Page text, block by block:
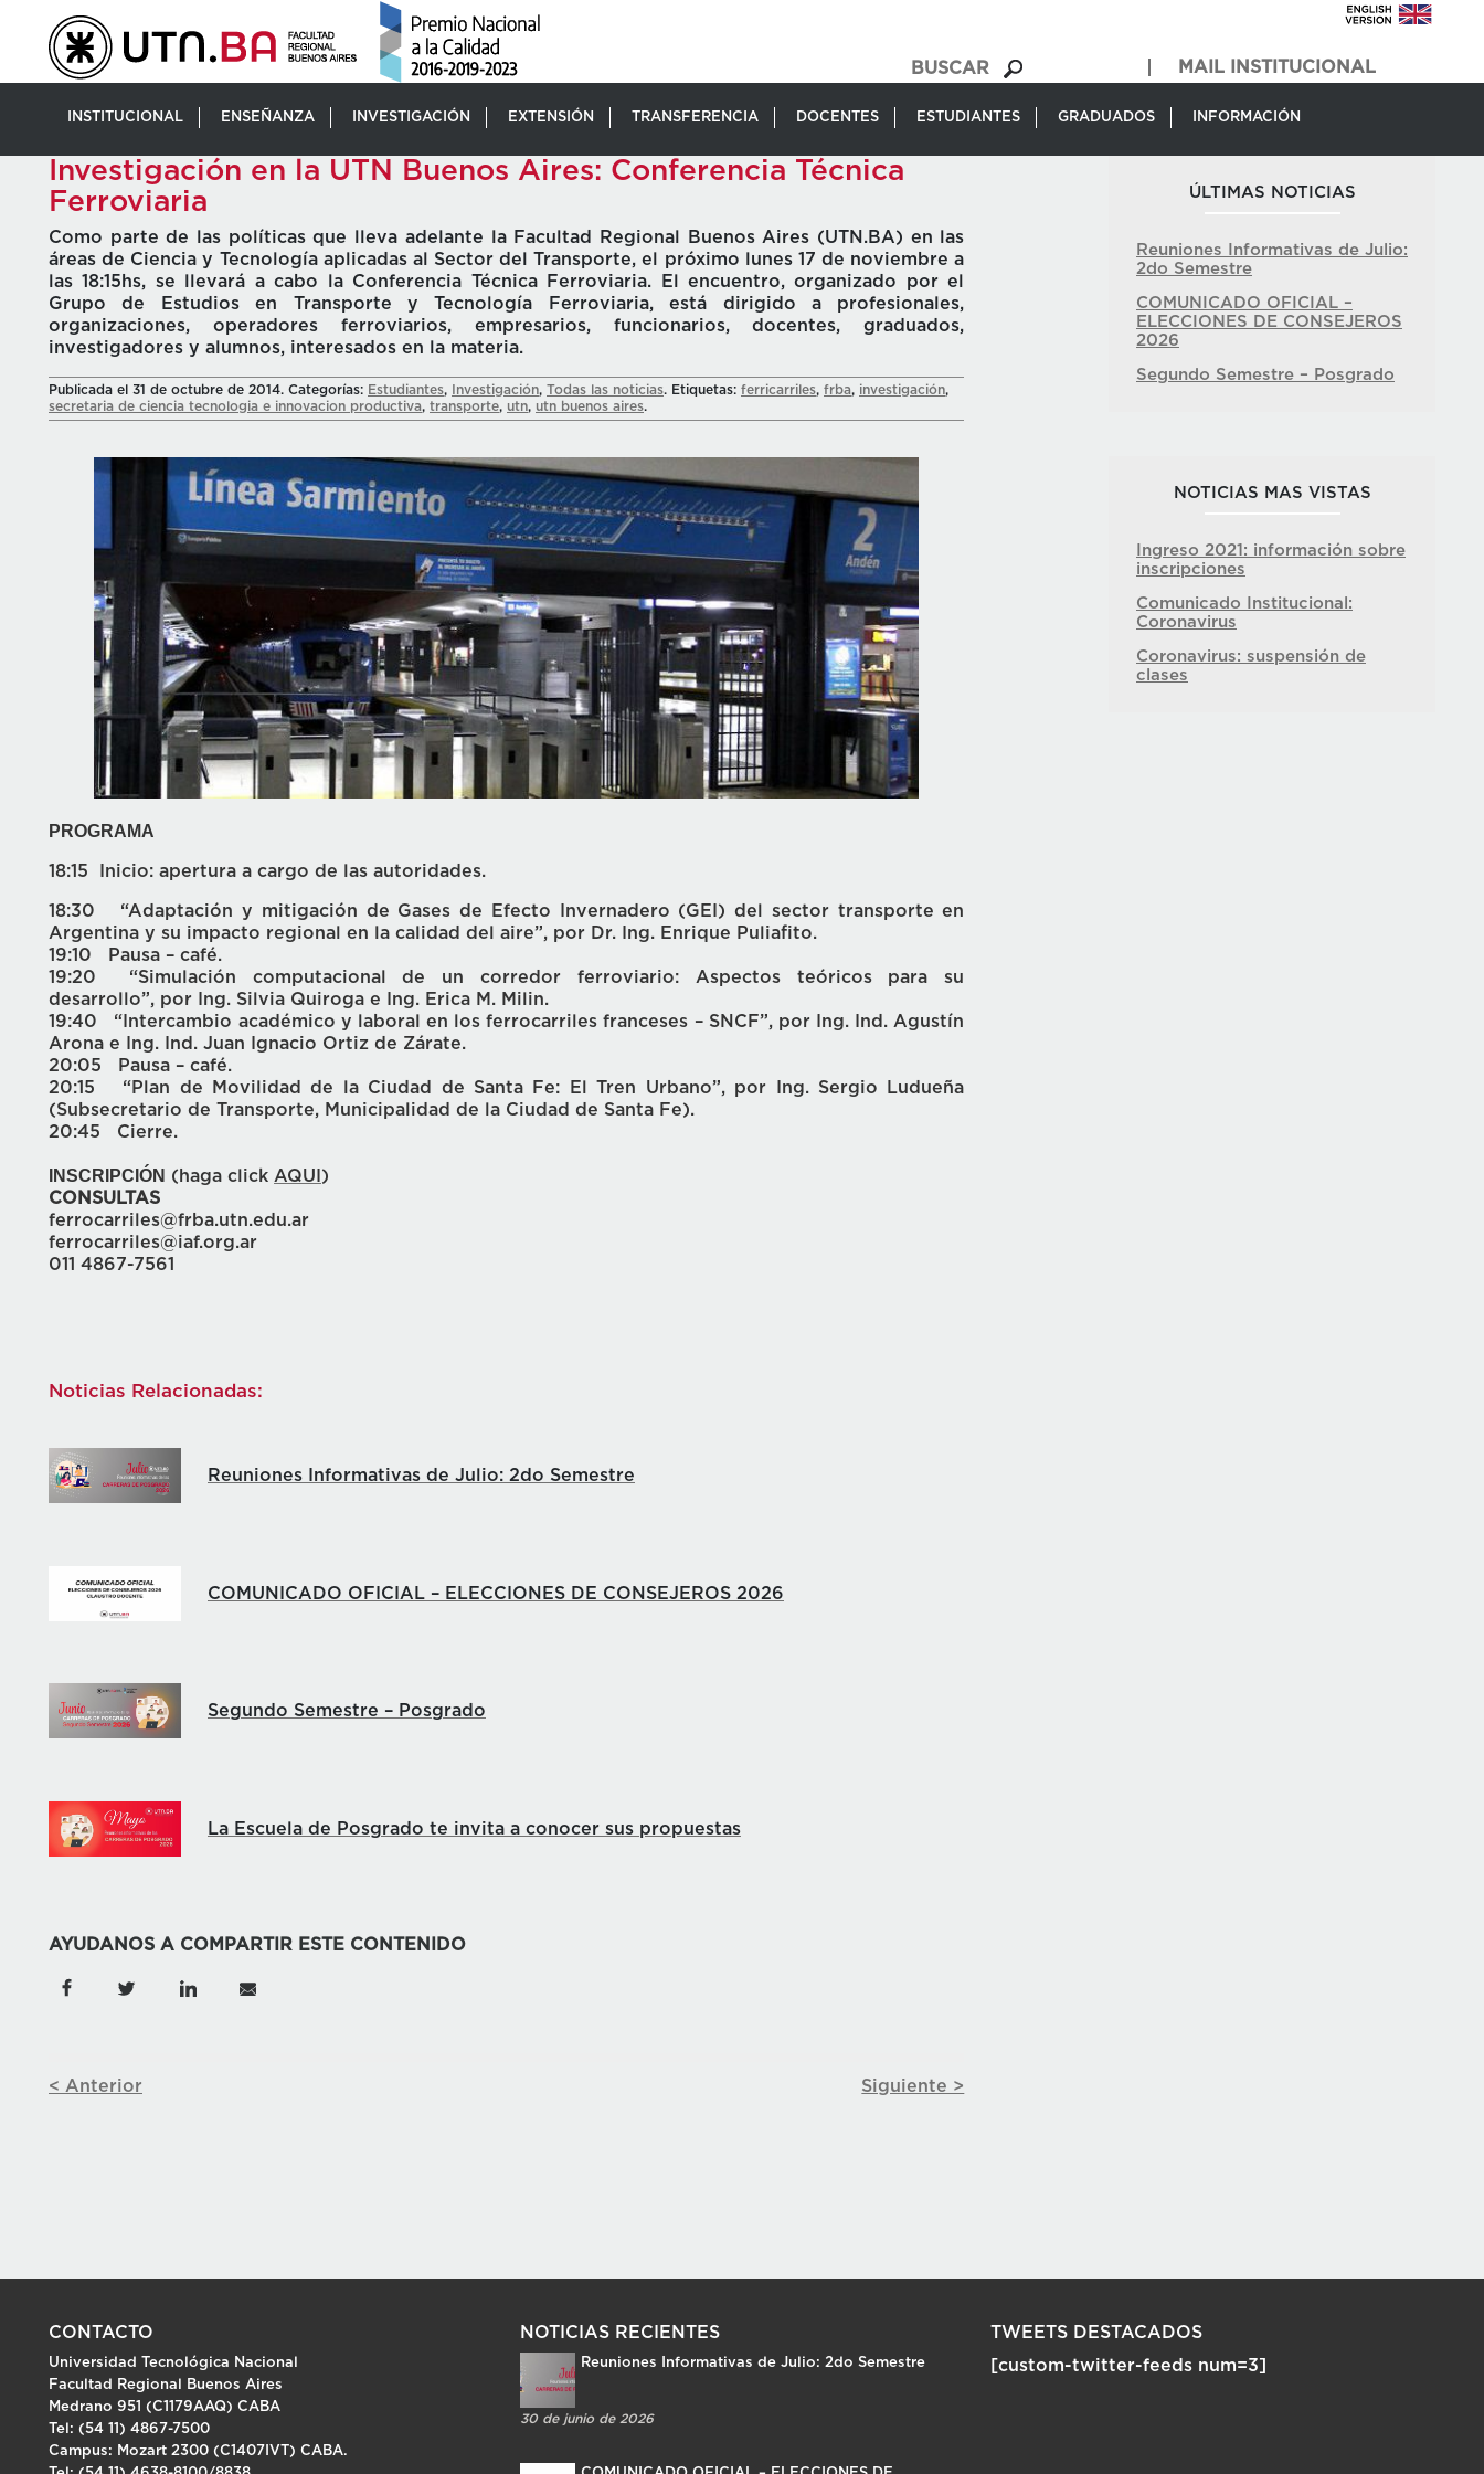
MAIL INSTITUCIONAL
INSTITUCIONAL ENSEÑANZA INVESTIGACIÓN EXTENSIÓN TRANSFERENCIA DOCENTES ESTUDIANTES GRADUADOS INFORMACIÓN
Investigación en la UTN Buenos Aires: Conferencia Técnica
Ferroviaria
Como parte de las políticas que lleva adelante la Facultad Regional Buenos Aires (UTN.BA) en las
áreas de Ciencia y Tecnología aplicadas al Sector del Transporte, el próximo lunes 17 de noviembre a
las 18:15hs, se llevará a cabo la Conferencia Técnica Ferroviaria. El encuentro, organizado por el
Grupo de Estudios en Transporte y Tecnología Ferroviaria, está dirigido a profesionales,
organizaciones, operadores ferroviarios, empresarios, funcionarios, docentes, graduados,
investigadores y alumnos, interesados en la materia.
Publicada el 31 de octubre de 2014. Categorías: Estudiantes, Investigación, Todas las noticias. Etiquetas: ferricarriles, frba, investigación,
secretaria de ciencia tecnologia e innovacion productiva, transporte, utn, utn buenos aires.
PROGRAMA
18:15 Inicio: apertura a cargo de las autoridades.
18:30 “Adaptación y mitigación de Gases de Efecto Invernadero (GEI) del sector transporte en
Argentina y su impacto regional en la calidad del aire”, por Dr. Ing. Enrique Puliafito.
19:10 Pausa – café.
19:20 “Simulación computacional de un corredor ferroviario: Aspectos teóricos para su
desarrollo”, por Ing. Silvia Quiroga e Ing. Erica M. Milin.
19:40 “Intercambio académico y laboral en los ferrocarriles franceses – SNCF”, por Ing. Ind. Agustín
Arona e Ing. Ind. Juan Ignacio Ortiz de Zárate.
20:05 Pausa – café.
20:15 “Plan de Movilidad de la Ciudad de Santa Fe: El Tren Urbano”, por Ing. Sergio Ludueña
(Subsecretario de Transporte, Municipalidad de la Ciudad de Santa Fe).
20:45 Cierre.
INSCRIPCIÓN (haga click AQUI )
CONSULTAS
ferrocarriles@frba.utn.edu.ar
ferrocarriles@iaf.org.ar
011 4867-7561
Noticias Relacionadas:
Reuniones Informativas de Julio: 2do Semestre
COMUNICADO OFICIAL – ELECCIONES DE CONSEJEROS 2026
Segundo Semestre – Posgrado
La Escuela de Posgrado te invita a conocer sus propuestas
AYUDANOS A COMPARTIR ESTE CONTENIDO
< Anterior Siguiente >
ÚLTIMAS NOTICIAS
Reuniones Informativas de Julio:
2do Semestre
COMUNICADO OFICIAL –
ELECCIONES DE CONSEJEROS
2026
Segundo Semestre – Posgrado
NOTICIAS MAS VISTAS
Ingreso 2021: información sobre
inscripciones
Comunicado Institucional:
Coronavirus
Coronavirus: suspensión de
clases
CONTACTO
Universidad Tecnológica Nacional
Facultad Regional Buenos Aires
Medrano 951 (C1179AAQ) CABA
Tel: (54 11) 4867-7500
Campus: Mozart 2300 (C1407IVT) CABA.
NOTICIAS RECIENTES
Reuniones Informativas de Julio: 2do Semestre
30 de junio de 2026
TWEETS DESTACADOS
[custom-twitter-feeds num=3]